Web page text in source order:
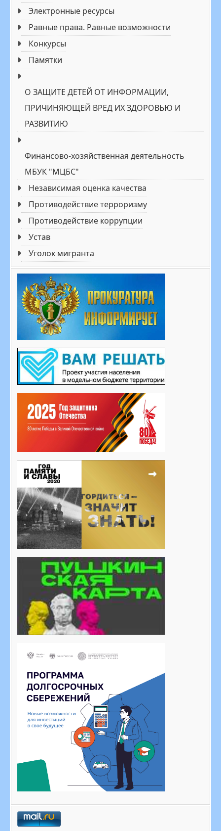
Электронные реcурсы
Равные права. Равные возможности
Конкурсы
Памятки
О ЗАЩИТЕ ДЕТЕЙ ОТ ИНФОРМАЦИИ,
ПРИЧИНЯЮЩЕЙ ВРЕД ИХ ЗДОРОВЬЮ И
РАЗВИТИЮ
Финансово-хозяйственная деятельность
МБУК "МЦБС"
Независимая оценка качества
Противодействие терроризму
Противодействие коррупции
Устав
Уголок мигранта